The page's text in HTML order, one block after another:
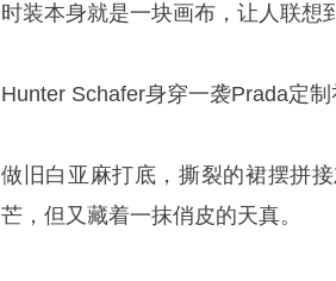
时装本身就是一块画布，让人联想
Hunter Schafer身穿一袭Prada定
做旧白亚麻打底，撕裂的裙摆拼
芒，但又藏着一抹俏皮的天真。